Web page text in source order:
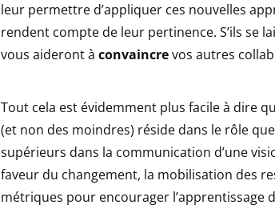
leur permettre d’appliquer ces nouvelles
rendent compte de leur pertinence. S’ils se
vous aideront à convaincrevos autres
Tout cela est évidemment plus facile à dire
(et non des moindres) réside dans le rôle
supérieurs dans la communication d’une
faveur du changement, la mobilisation des
métriques pour encourager l’apprentissage